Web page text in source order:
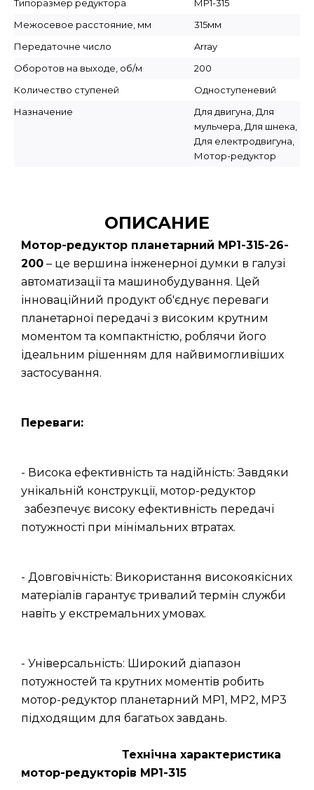
Типоразмер редуктора
МР1-315
Межосевое расстояние, мм
315мм
Передаточне число
Array
Оборотов на выходе, об/м
200
Количество ступеней
Одноступеневий
Назначение
Для двигуна, Для
мульчера, Для шнека,
Для електродвигуна,
Мотор-редуктор
ОПИСАНИЕ
Мотор-редуктор планетарний МР1-315-26-
200 – це вершина інженерної думки в галузі
автоматизації та машинобудування. Цей
інноваційний продукт об'єднує переваги
планетарної передачі з високим крутним
моментом та компактністю, роблячи його
ідеальним рішенням для найвимогливіших
застосування.
Переваги:
- Висока ефективність та надійність: Завдяки
унікальній конструкції, мотор-редуктор
забезпечує високу ефективність передачі
потужності при мінімальних втратах.
- Довговічність: Використання високоякісних
матеріалів гарантує тривалий термін служби
навіть у екстремальних умовах.
- Універсальність: Широкий діапазон
потужностей та крутних моментів робить
мотор-редуктор планетарний МР1, МР2, МР3
підходящим для багатьох завдань.
Технічна характеристика
мотор-редукторів МР1-315